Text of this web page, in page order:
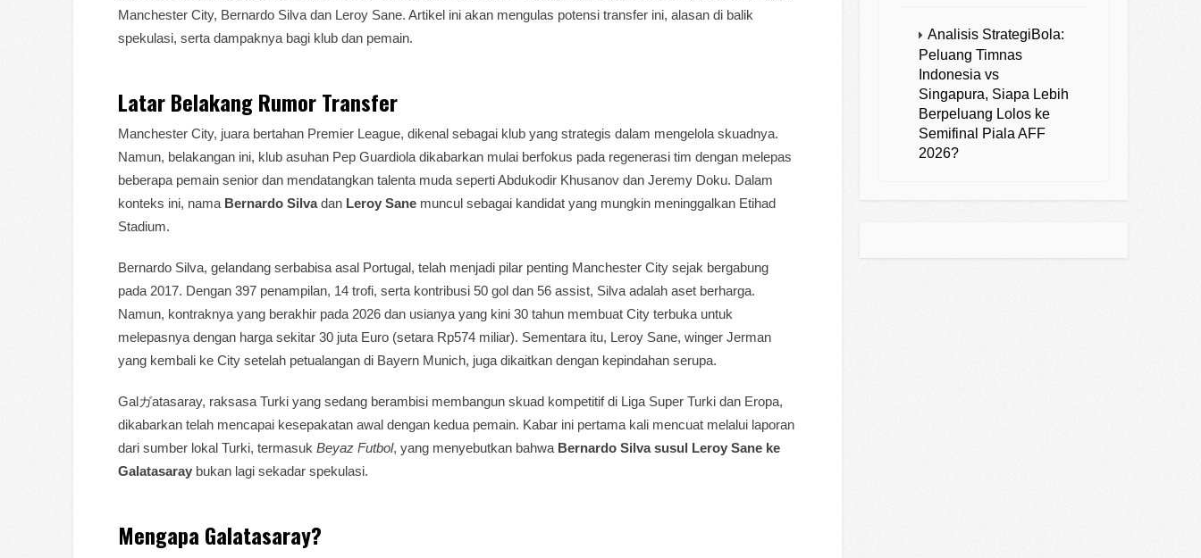
Manchester City, Bernardo Silva dan Leroy Sane. Artikel ini akan mengulas potensi transfer ini, alasan di balik
spekulasi, serta dampaknya bagi klub dan pemain.
Latar Belakang Rumor Transfer
Manchester City, juara bertahan Premier League, dikenal sebagai klub yang strategis dalam mengelola skuadnya.
Namun, belakangan ini, klub asuhan Pep Guardiola dikabarkan mulai berfokus pada regenerasi tim dengan melepas
beberapa pemain senior dan mendatangkan talenta muda seperti Abdukodir Khusanov dan Jeremy Doku. Dalam
konteks ini, nama Bernardo Silvadan Leroy Sane muncul sebagai kandidat yang mungkin meninggalkan Etihad
Stadium.
Bernardo Silva, gelandang serbabisa asal Portugal, telah menjadi pilar penting Manchester City sejak bergabung
pada 2017. Dengan 397 penampilan, 14 trofi, serta kontribusi 50 gol dan 56 assist, Silva adalah aset berharga.
Namun, kontraknya yang berakhir pada 2026 dan usianya yang kini 30 tahun membuat City terbuka untuk
melepasnya dengan harga sekitar 30 juta Euro (setara Rp574 miliar). Sementara itu, Leroy Sane, winger Jerman
yang kembali ke City setelah petualangan di Bayern Munich, juga dikaitkan dengan kepindahan serupa.
Galガatasaray, raksasa Turki yang sedang berambisi membangun skuad kompetitif di Liga Super Turki dan Eropa,
dikabarkan telah mencapai kesepakatan awal dengan kedua pemain. Kabar ini pertama kali mencuat melalui laporan
dari sumber lokal Turki, termasuk Beyaz Futbol, yang menyebutkan bahwa Bernardo Silva susul Leroy Sane ke
Galatasaray bukan lagi sekadar spekulasi.
Mengapa Galatasaray?
Analisis StrategiBola:
Peluang Timnas
Indonesia vs
Singapura, Siapa Lebih
Berpeluang Lolos ke
Semifinal Piala AFF
2026?